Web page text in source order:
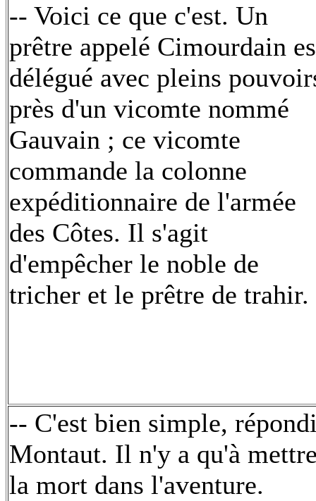
-- Voici ce que c'est. Un
prêtre appelé Cimourdain
délégué avec pleins
près d'un vicomte nommé
Gauvain ; ce vicomte
commande la colonne
expéditionnaire de l'armée
des Côtes. Il s'agit
d'empêcher le noble de
tricher et le prêtre de trahir.
-- C'est bien simple,
Montaut. Il n'y a qu'à
la mort dans l'aventure.